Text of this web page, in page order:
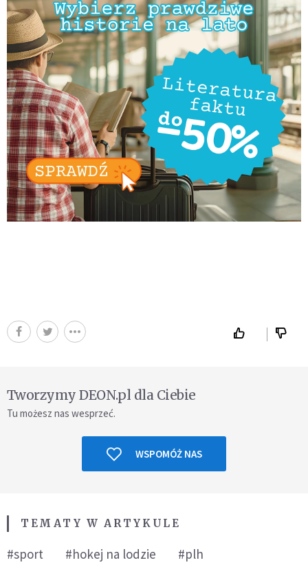
Tworzymy DEON.pl dla Ciebie
Tu możesz nas wesprzeć.
WSPOMÓŻ NAS
TEMATY W ARTYKULE
#sport #hokej na lodzie #plh